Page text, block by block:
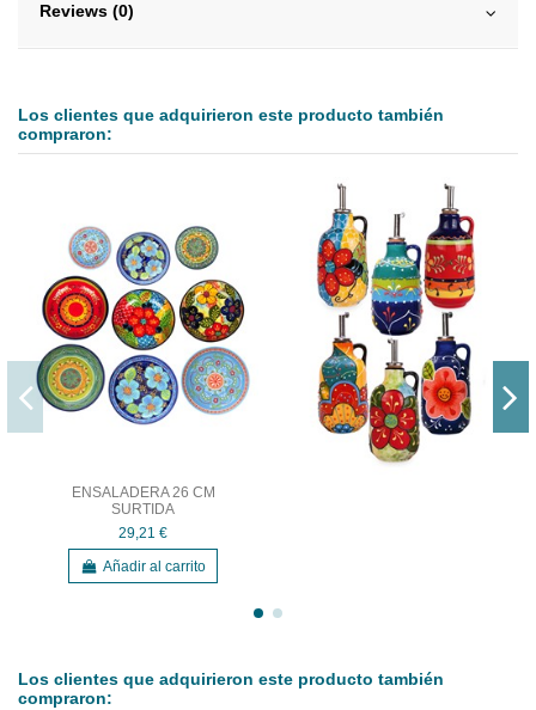
Reviews (0)
Los clientes que adquirieron este producto también
compraron:
ENSALADERA 26 CM
SURTIDA
29,21 €
Añadir al carrito
Los clientes que adquirieron este producto también
compraron: